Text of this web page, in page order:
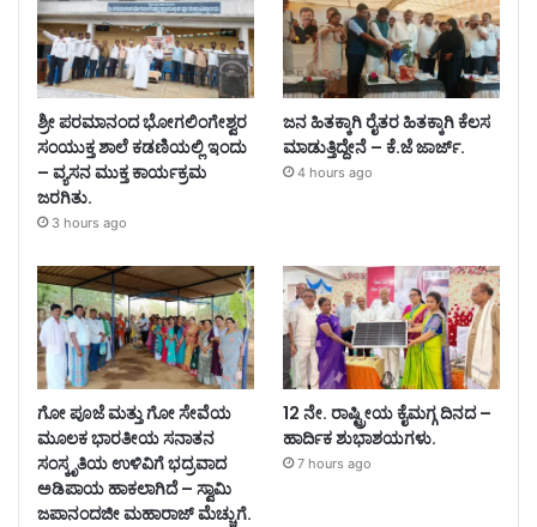
ಶ್ರೀ ಪರಮಾನಂದ ಭೋಗಲಿಂಗೇಶ್ವರ
ಸಂಯುಕ್ತ ಶಾಲೆ ಕಡಣಿಯಲ್ಲಿ ಇಂದು
– ವ್ಯಸನ ಮುಕ್ತ ಕಾರ್ಯಕ್ರಮ
ಜರಗಿತು.
3 hours ago
ಜನ ಹಿತಕ್ಕಾಗಿ ರೈತರ ಹಿತಕ್ಕಾಗಿ ಕೆಲಸ
ಮಾಡುತ್ತಿದ್ದೇನೆ – ಕೆ.ಜೆ ಜಾರ್ಜ್.
4 hours ago
ಗೋ ಪೂಜೆ ಮತ್ತು ಗೋ ಸೇವೆಯ
ಮೂಲಕ ಭಾರತೀಯ ಸನಾತನ
ಸಂಸ್ಕೃತಿಯ ಉಳಿವಿಗೆ ಭದ್ರವಾದ
ಅಡಿಪಾಯ ಹಾಕಲಾಗಿದೆ – ಸ್ವಾಮಿ
ಜಪಾನಂದಜೀ ಮಹಾರಾಜ್ ಮೆಚ್ಚುಗೆ.
12 ನೇ. ರಾಷ್ಟ್ರೀಯ ಕೈಮಗ್ಗ ದಿನದ –
ಹಾರ್ದಿಕ ಶುಭಾಶಯಗಳು.
7 hours ago